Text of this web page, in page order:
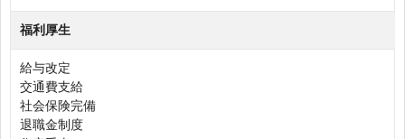
福利厚生
給与改定
交通費支給
社会保険完備
退職金制度